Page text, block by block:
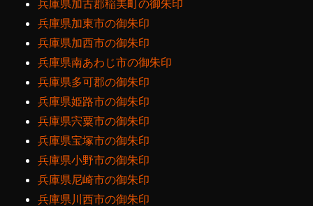
兵庫県加古郡稲美町の御朱印
兵庫県加東市の御朱印
兵庫県加西市の御朱印
兵庫県南あわじ市の御朱印
兵庫県多可郡の御朱印
兵庫県姫路市の御朱印
兵庫県宍粟市の御朱印
兵庫県宝塚市の御朱印
兵庫県小野市の御朱印
兵庫県尼崎市の御朱印
兵庫県川西市の御朱印